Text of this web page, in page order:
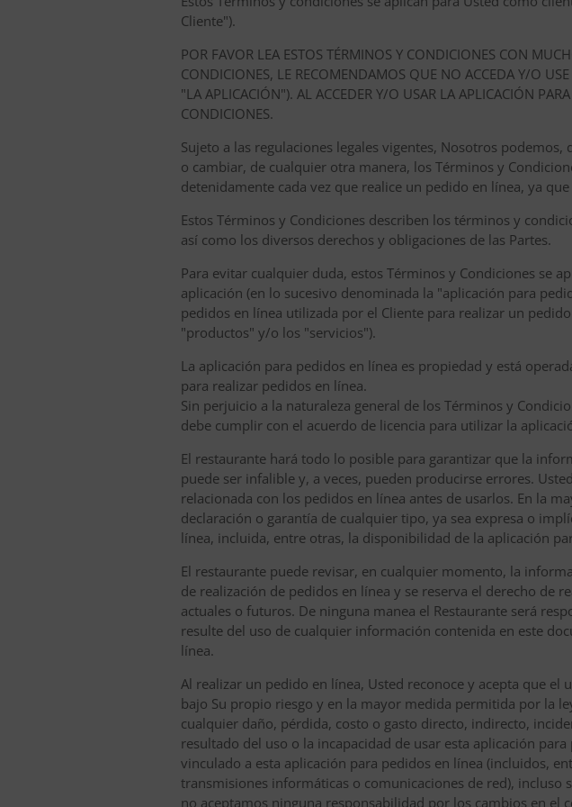
Cliente").
POR FAVOR LEA ESTOS TÉRMINOS Y CONDICIONES CON
CONDICIONES, LE RECOMENDAMOS QUE NO ACCEDA Y/O
"LA APLICACIÓN"). AL ACCEDER Y/O USAR LA APLICACIÓN
CONDICIONES.
Sujeto a las regulaciones legales vigentes, Nosotros
o cambiar, de cualquier otra manera, los Términos y
detenidamente cada vez que realice un pedido en línea, ya
Estos Términos y Condiciones describen los términos y
así como los diversos derechos y obligaciones de las Partes.
Para evitar cualquier duda, estos Términos y Condiciones se
aplicación (en lo sucesivo denominada la "aplicación para
pedidos en línea utilizada por el Cliente para realizar un
"productos" y/o los "servicios").
La aplicación para pedidos en línea es propiedad y está
para realizar pedidos en línea.
Sin perjuicio a la naturaleza general de los Términos y
debe cumplir con el acuerdo de licencia para utilizar la
El restaurante hará todo lo posible para garantizar que la
puede ser infalible y, a veces, pueden producirse errores.
relacionada con los pedidos en línea antes de usarlos. En la
declaración o garantía de cualquier tipo, ya sea expresa o
línea, incluida, entre otras, la disponibilidad de la aplicación
El restaurante puede revisar, en cualquier momento, la
de realización de pedidos en línea y se reserva el derecho de
actuales o futuros. De ninguna manea el Restaurante será
resulte del uso de cualquier información contenida en este
línea.
Al realizar un pedido en línea, Usted reconoce y acepta que
bajo Su propio riesgo y en la mayor medida permitida por la
cualquier daño, pérdida, costo o gasto directo, indirecto,
resultado del uso o la incapacidad de usar esta aplicación
vinculado a esta aplicación para pedidos en línea (incluidos,
transmisiones informáticas o comunicaciones de red),
no aceptamos ninguna responsabilidad por los cambios en